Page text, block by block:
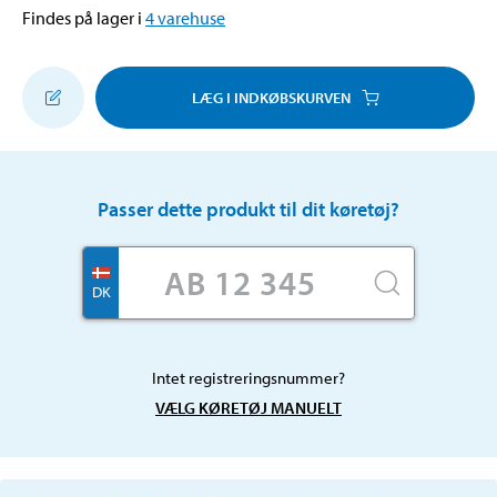
Findes på lager i 4varehuse
LÆG I INDKØBSKURVEN
Passer dette produkt til dit køretøj?
DK
Intet registreringsnummer?
VÆLG KØRETØJ MANUELT